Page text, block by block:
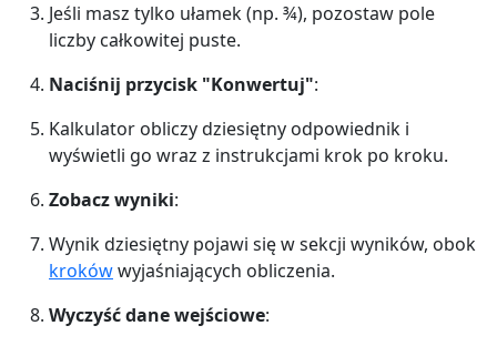
Jeśli masz tylko ułamek (np. ¾), pozostaw pole
liczby całkowitej puste.
Naciśnij przycisk "Konwertuj":
Kalkulator obliczy dziesiętny odpowiednik i
wyświetli go wraz z instrukcjami krok po kroku.
Zobacz wyniki:
Wynik dziesiętny pojawi się w sekcji wyników, obok
krokówwyjaśniających obliczenia.
Wyczyść dane wejściowe: